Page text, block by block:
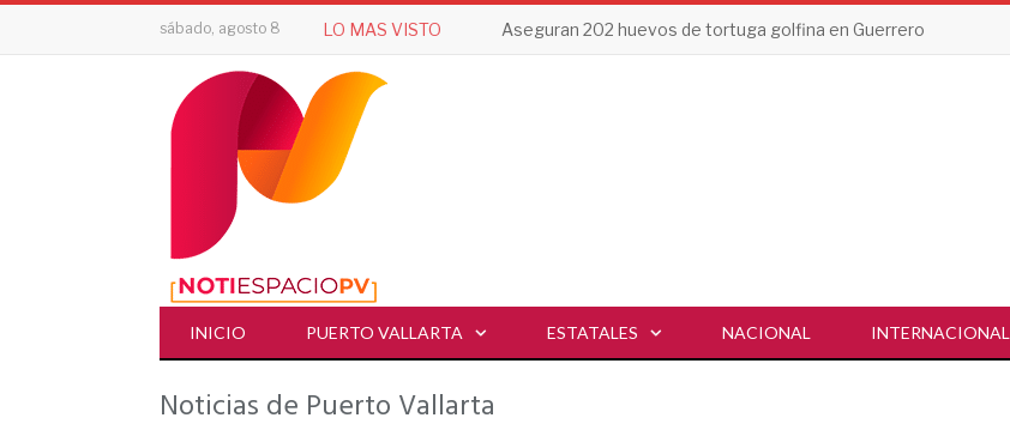
sábado, agosto 8 LO MAS VISTO Aseguran 202 huevos de tortuga golfina en Guerrero
INICIO PUERTO VALLARTA ESTATALES NACIONAL INTERNACIONAL
Noticias de Puerto Vallarta